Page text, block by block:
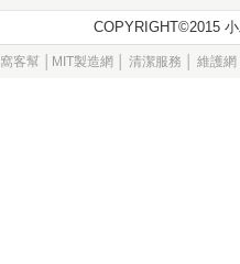
窩客幫│ MIT製造網 清潔服務 維護網